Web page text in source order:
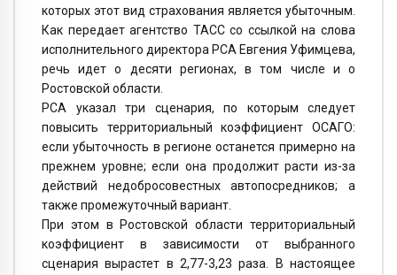
которых этот вид страхования является убыточным.
Как передает агентство ТАСС со ссылкой на слова
исполнительного директора РСА Евгения Уфимцева,
речь идет о десяти регионах, в том числе и о
Ростовской области.
РСА указал три сценария, по которым следует
повысить территориальный коэффициент ОСАГО:
если убыточность в регионе останется примерно на
прежнем уровне; если она продолжит расти из-за
действий недобросовестных автопосредников; а
также промежуточный вариант.
При этом в Ростовской области территориальный
коэффициент в зависимости от выбранного
сценария вырастет в 2,77-3,23 раза. В настоящее